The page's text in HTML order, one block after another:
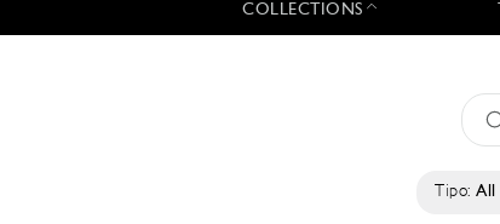
COLLECTIONS
Tipo: All